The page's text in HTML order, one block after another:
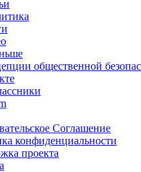
общественной
Соглашение
конфиденциальности
проекта